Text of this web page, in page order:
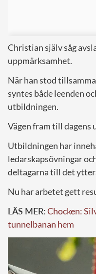
Christian själv såg
uppmärksamhet.
När han stod
syntes både leenden
utbildningen.
Vägen fram till dagens
Utbildningen har
ledarskapsövningar
deltagarna till det
Nu har arbetet gett
LÄS MER:Chocken:
tunnelbanan hem